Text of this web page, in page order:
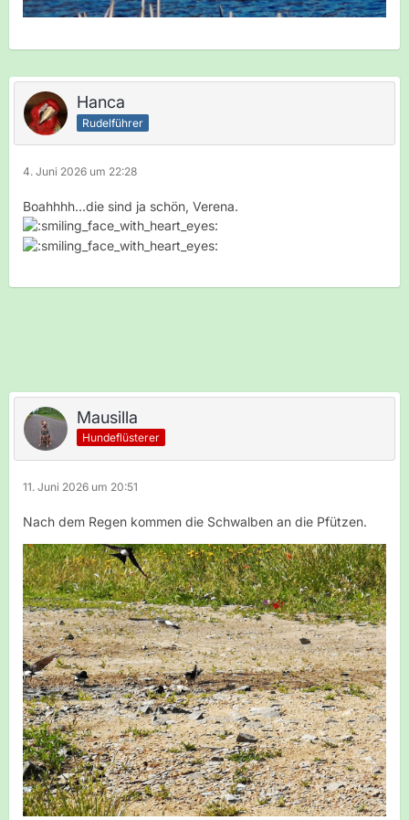
Hanca
Rudelführer
4. Juni 2026 um 22:28
Boahhhh...die sind ja schön, Verena.
Mausilla
Hundeflüsterer
11. Juni 2026 um 20:51
Nach dem Regen kommen die Schwalben an die Pfützen.